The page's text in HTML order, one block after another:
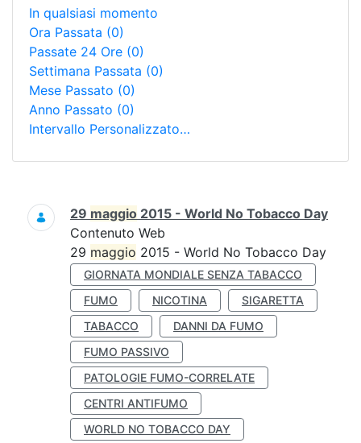
In qualsiasi momento
Ora Passata (0)
Passate 24 Ore (0)
Settimana Passata (0)
Mese Passato (0)
Anno Passato (0)
Intervallo Personalizzato…
Ricerca
29 maggio 2015 - World No Tobacco Day
Contenuto Web
29 maggio 2015 - World No Tobacco Day
GIORNATA MONDIALE SENZA TABACCO
FUMO
NICOTINA
SIGARETTA
TABACCO
DANNI DA FUMO
FUMO PASSIVO
PATOLOGIE FUMO-CORRELATE
CENTRI ANTIFUMO
WORLD NO TOBACCO DAY